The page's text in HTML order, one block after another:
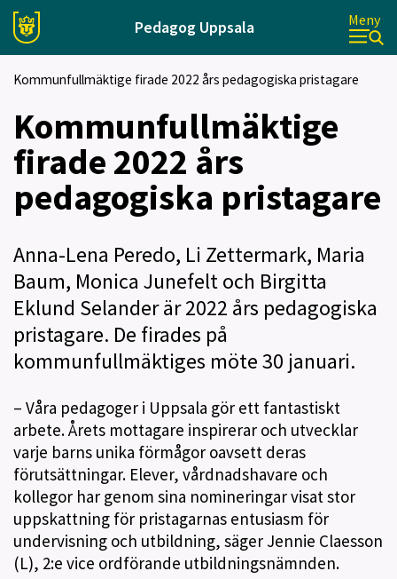
Pedagog Uppsala Meny
Kommunfullmäktige firade 2022 års pedagogiska pristagare
Kommunfullmäktige
firade 2022 års
pedagogiska pristagare
Anna-Lena Peredo, Li Zettermark, Maria
Baum, Monica Junefelt och Birgitta
Eklund Selander är 2022 års pedagogiska
pristagare. De firades på
kommunfullmäktiges möte 30 januari.
– Våra pedagoger i Uppsala gör ett fantastiskt
arbete. Årets mottagare inspirerar och utvecklar
varje barns unika förmågor oavsett deras
förutsättningar. Elever, vårdnadshavare och
kollegor har genom sina nomineringar visat stor
uppskattning för pristagarnas entusiasm för
undervisning och utbildning, säger Jennie Claesson
(L), 2:e vice ordförande utbildningsnämnden.